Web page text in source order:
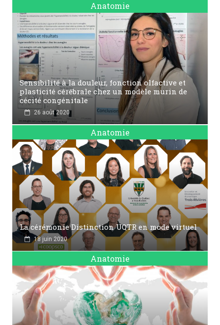
Anatomie
Sensibilité à la douleur, fonction olfactive et
plasticité cérébrale chez un modèle murin de
cécité congénitale
26 août 2020
Anatomie
La cérémonie Distinction UQTR en mode virtuel
18 juin 2020
Anatomie